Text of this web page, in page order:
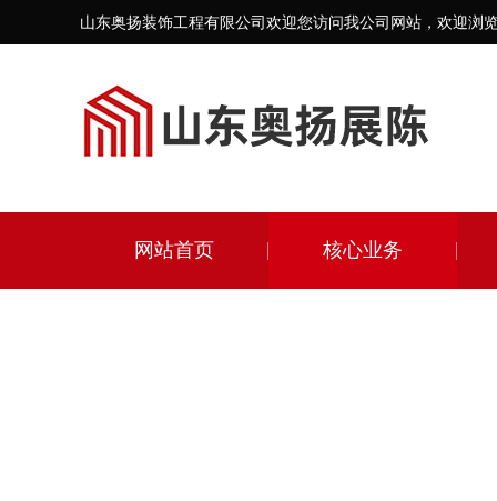
山东奥扬装饰工程有限公司欢迎您访问我公司网站，欢迎浏
网站首页 核心业务